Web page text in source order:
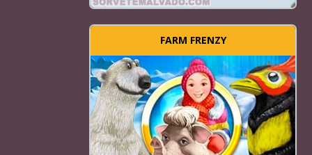
FARM FRENZY